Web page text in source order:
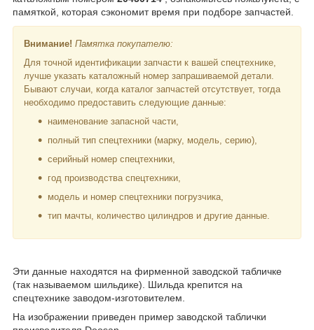
памяткой, которая сэкономит время при подборе запчастей.
Внимание! Памятка покупателю:
Для точной идентификации запчасти к вашей спецтехнике,
лучше указать каталожный номер запрашиваемой детали.
Бывают случаи, когда каталог запчастей отсутствует, тогда
необходимо предоставить следующие данные:
наименование запасной части,
полный тип спецтехники (марку, модель, серию),
серийный номер спецтехники,
год производства спецтехники,
модель и номер спецтехники погрузчика,
тип мачты, количество цилиндров и другие данные.
Эти данные находятся на фирменной заводской табличке
(так называемом шильдике). Шильда крепится на
спецтехнике заводом-изготовителем.
На изображении приведен пример заводской таблички